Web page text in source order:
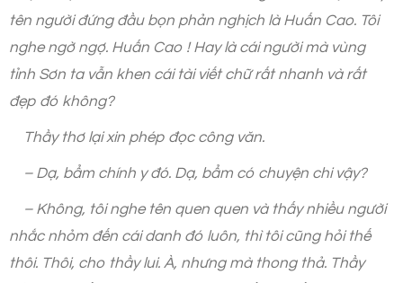
tên người đứng đầu bọn phản nghịch là Huấn Cao. Tôi
nghe ngờ ngợ. Huấn Cao ! Hay là cái người mà vùng
tỉnh Sơn ta vẫn khen cái tài viết chữ rất nhanh và rất
đẹp đó không?
Thầy thơ lại xin phép đọc công văn.
– Dạ, bẩm chính y đó. Dạ, bẩm có chuyện chi vậy?
– Không, tôi nghe tên quen quen và thấy nhiều người
nhắc nhỏm đến cái danh đó luôn, thì tôi cũng hỏi thế
thôi. Thôi, cho thầy lui. À, nhưng mà thong thả. Thầy